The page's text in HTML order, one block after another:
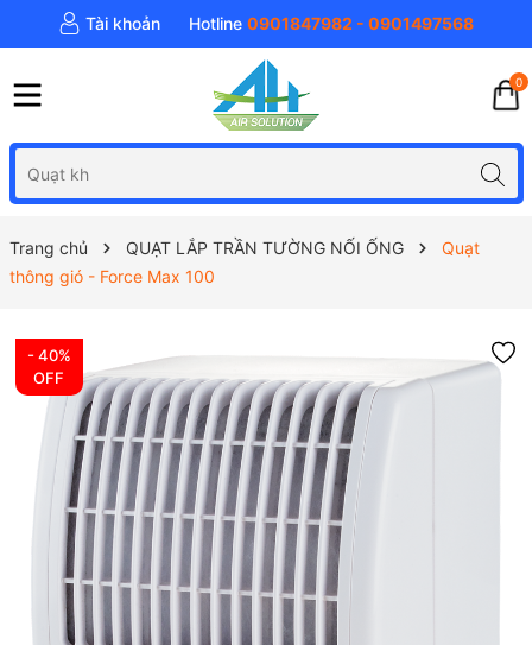
Tài khoản Hotline 0901847982 - 0901497568
0
Trang chủ QUẠT LẮP TRẦN TƯỜNG NỐI ỐNG
Quạt
thông gió - Force Max 100
- 40%
OFF